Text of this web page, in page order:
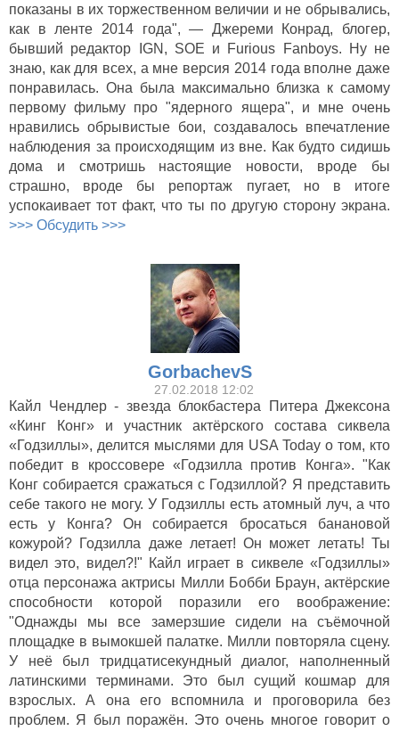
показаны в их торжественном величии и не обрывались,
как в ленте 2014 года", — Джереми Конрад, блогер,
бывший редактор IGN, SOE и Furious Fanboys. Ну не
знаю, как для всех, а мне версия 2014 года вполне даже
понравилась. Она была максимально близка к самому
первому фильму про "ядерного ящера", и мне очень
нравились обрывистые бои, создавалось впечатление
наблюдения за происходящим из вне. Как будто сидишь
дома и смотришь настоящие новости, вроде бы
страшно, вроде бы репортаж пугает, но в итоге
успокаивает тот факт, что ты по другую сторону экрана.
>>> Обсудить >>>
GorbachevS
27.02.2018 12:02
Кайл Чендлер - звезда блокбастера Питера Джексона
«Кинг Конг» и участник актёрского состава сиквела
«Годзиллы», делится мыслями для USA Today о том, кто
победит в кроссовере «Годзилла против Конга». "Как
Конг собирается сражаться с Годзиллой? Я представить
себе такого не могу. У Годзиллы есть атомный луч, а что
есть у Конга? Он собирается бросаться банановой
кожурой? Годзилла даже летает! Он может летать! Ты
видел это, видел?!" Кайл играет в сиквеле «Годзиллы»
отца персонажа актрисы Милли Бобби Браун, актёрские
способности которой поразили его воображение:
"Однажды мы все замерзшие сидели на съёмочной
площадке в вымокшей палатке. Милли повторяла сцену.
У неё был тридцатисекундный диалог, наполненный
латинскими терминами. Это был сущий кошмар для
взрослых. А она его вспомнила и проговорила без
проблем. Я был поражён. Это очень многое говорит о